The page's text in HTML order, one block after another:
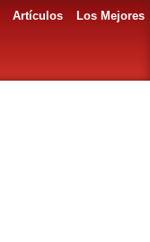
Artículos
Los Mejores